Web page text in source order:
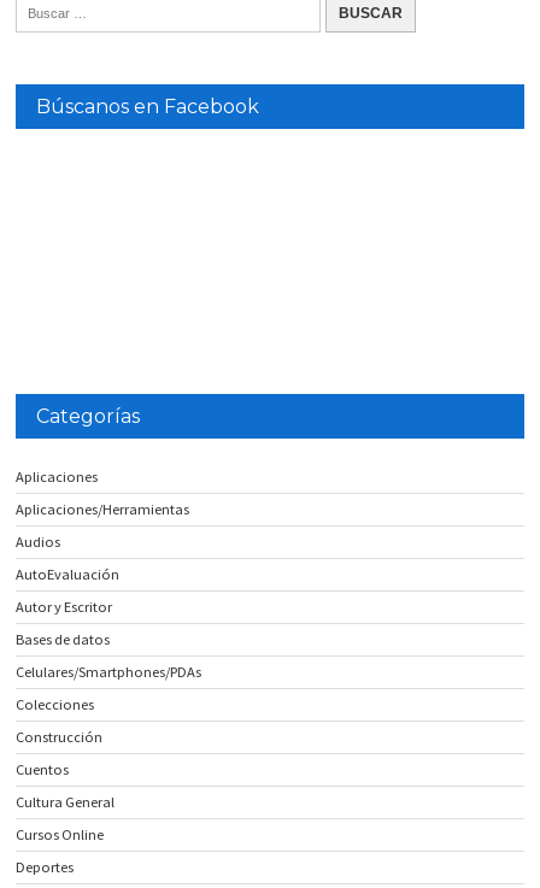
Búscanos en Facebook
Categorías
Aplicaciones
Aplicaciones/Herramientas
Audios
AutoEvaluación
Autor y Escritor
Bases de datos
Celulares/Smartphones/PDAs
Colecciones
Construcción
Cuentos
Cultura General
Cursos Online
Deportes